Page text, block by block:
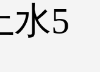
水5